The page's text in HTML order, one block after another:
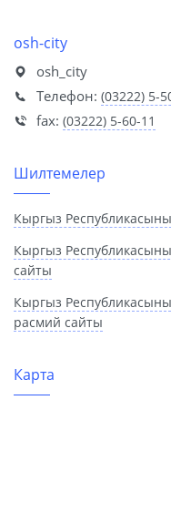
osh-city
osh_city
Телефон: (03222) 5-
fax: (03222) 5-60-11
Шилтемелер
Кыргыз
Кыргыз
сайты
Кыргыз
расмий сайты
Карта